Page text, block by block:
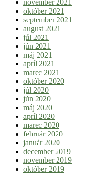
november 2021
október 2021
september 2021
august 2021
júl 2021
jún 2021
máj 2021
apríl 2021
marec 2021
október 2020
júl 2020
jún 2020
máj 2020
apríl 2020
marec 2020
február 2020
január 2020
december 2019
november 2019
október 2019